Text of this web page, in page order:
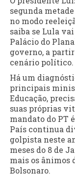
segunda
no modo
saiba se Lula
Palácio do
governo, a
cenário político.
Há um
principais
Educação,
suas próprias
mandato do PT
País continua
golpista neste
meses do 8 de
mais os ânimos
Bolsonaro.